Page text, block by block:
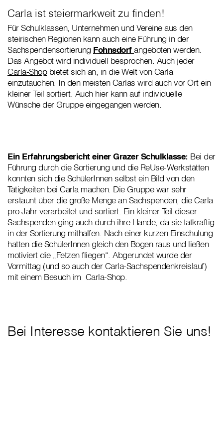
Carla ist steiermarkweit zu finden!
Für Schulklassen, Unternehmen und Vereine aus den
steirischen Regionen kann auch eine Führung in der
Sachspendensortierung Fohnsdorfangeboten werden.
Das Angebot wird individuell besprochen. Auch jeder
Carla-Shopbietet sich an, in die Welt von Carla
einzutauchen. In den meisten Carlas wird auch vor Ort ein
kleiner Teil sortiert. Auch hier kann auf individuelle
Wünsche der Gruppe eingegangen werden.
Ein Erfahrungsbericht einer Grazer Schulklasse: Bei der
Führung durch die Sortierung und die ReUse-Werkstätten
konnten sich die SchülerInnen selbst ein Bild von den
Tätigkeiten bei Carla machen. Die Gruppe war sehr
erstaunt über die große Menge an Sachspenden, die Carla
pro Jahr verarbeitet und sortiert. Ein kleiner Teil dieser
Sachspenden ging auch durch ihre Hände, da sie tatkräftig
in der Sortierung mithalfen. Nach einer kurzen Einschulung
hatten die SchülerInnen gleich den Bogen raus und ließen
motiviert die „Fetzen fliegen“. Abgerundet wurde der
Vormittag (und so auch der Carla-Sachspendenkreislauf)
mit einem Besuch im Carla-Shop.
Bei Interesse kontaktieren Sie uns!